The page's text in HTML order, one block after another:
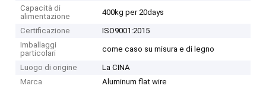
Capacità di
alimentazione
400kg per 20days
Certificazione
ISO9001:2015
Imballaggi
particolari
come caso su misura e di legno
Luogo di origine
La CINA
Marca
Aluminum flat wire